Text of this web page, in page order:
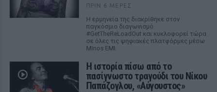
ΠΡΙΝ 6 ΜΈΡΕΣ
Η ερμηνεία της διακρίθηκε στον
παγκόσμιο διαγωνισμό
#GetTheReLoadOut και κυκλοφορεί τώρα
σε όλες τις ψηφιακές πλατφόρμες μέσω
Minos EMI.
Η ιστορία πίσω από το
πασίγνωστο τραγούδι του Νίκου
Παπάζογλου, «Αύγουστος»